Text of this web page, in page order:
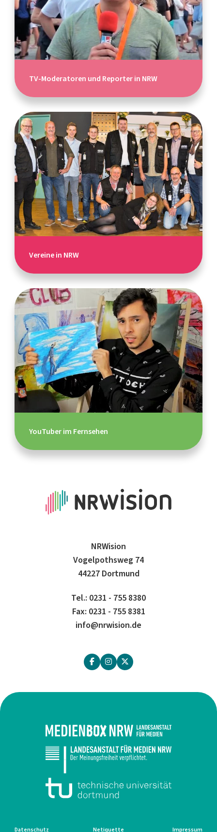
TV-Moderatoren und Reporter in NRW
Vereine in NRW
YouTuber im Fernsehen
NRWision
Vogelpothsweg 74
44227 Dortmund
Tel.: 0231 - 755 8380
Fax: 0231 - 755 8381
info@nrwision.de
Datenschutz Netiquette Impressum